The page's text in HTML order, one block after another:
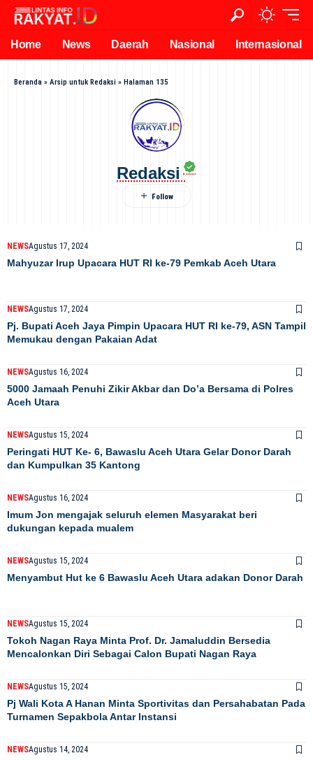
Home News Daerah Nasional Internasional
Beranda » Arsip untuk Redaksi » Halaman 135
Redaksi
NEWSAgustus 17, 2024
Mahyuzar Irup Upacara HUT RI ke-79 Pemkab Aceh Utara
NEWSAgustus 17, 2024
Pj. Bupati Aceh Jaya Pimpin Upacara HUT RI ke-79, ASN Tampil
Memukau dengan Pakaian Adat
NEWSAgustus 16, 2024
5000 Jamaah Penuhi Zikir Akbar dan Do’a Bersama di Polres
Aceh Utara
NEWSAgustus 15, 2024
Peringati HUT Ke- 6, Bawaslu Aceh Utara Gelar Donor Darah
dan Kumpulkan 35 Kantong
NEWSAgustus 16, 2024
Imum Jon mengajak seluruh elemen Masyarakat beri
dukungan kepada mualem
NEWSAgustus 15, 2024
Menyambut Hut ke 6 Bawaslu Aceh Utara adakan Donor Darah
NEWSAgustus 15, 2024
Tokoh Nagan Raya Minta Prof. Dr. Jamaluddin Bersedia
Mencalonkan Diri Sebagai Calon Bupati Nagan Raya
NEWSAgustus 15, 2024
Pj Wali Kota A Hanan Minta Sportivitas dan Persahabatan Pada
Turnamen Sepakbola Antar Instansi
NEWSAgustus 14, 2024